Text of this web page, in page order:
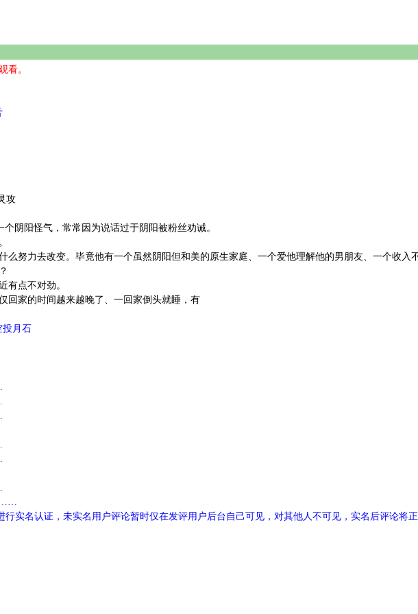
看。
攻
阴阳怪气，常常因为说话过于阴阳被粉丝劝诫。
么努力去改变。毕竟他有一个虽然阴阳但和美的原生家庭、一个爱他理解他的男朋友、一个收入
有点不对劲。
回家的时间越来越晚了、一回家倒头就睡，有
投月石
……
实名认证，未实名用户评论暂时仅在发评用户后台自己可见，对其他人不可见，实名后评论将